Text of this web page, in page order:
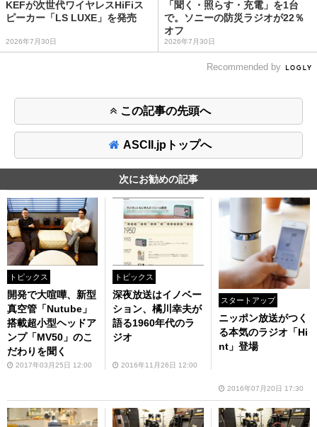
KEFが次世代ワイヤレスHiFiス
ピーカー「LS LUXE」を発売
2026年7月30日
「聞く・照らす・充電」を1台
で。ソニーの防災ラジオが22％
オフ
2026年7月30日
Recommended by
この記事の先頭へ
ASCII.jpトップへ
次にお勧めの記事
トピックス
開発で大喧嘩、新型
真空管「Nutube」
搭載超小型ヘッドア
ンプ「MV50」のこ
だわりを聞く
2017年03月25日 12:00
トピックス
深夜放送はイノベー
ション、橘川幸夫が
語る1960年代のラ
ジオ
2016年11月26日 12:00
スタートアップ
ニッポン放送がつく
る本気のラジオ「Hi
nt」登場
2016年07月20日 17:30